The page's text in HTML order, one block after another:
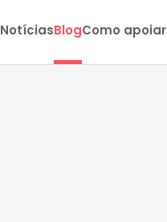
NotíciasBlogComo apoiar